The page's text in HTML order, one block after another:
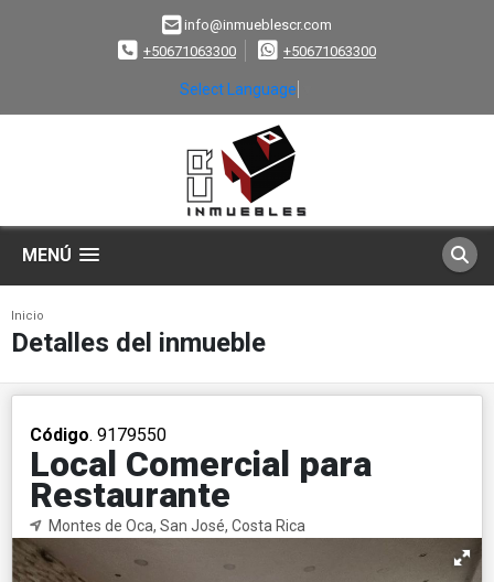
info@inmueblescr.com
+50671063300
+50671063300
Select Language
MENÚ
Inicio
Detalles del inmueble
Código. 9179550
Local Comercial para
Restaurante
Montes de Oca, San José, Costa Rica